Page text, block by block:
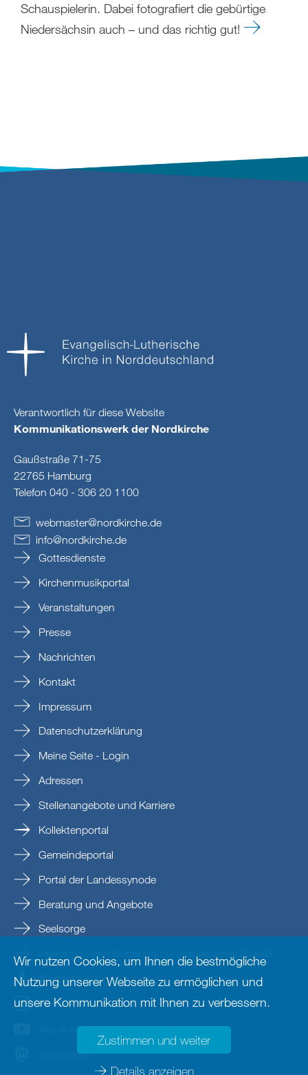
Schauspielerin. Dabei fotografiert die gebürtige
Niedersächsin auch – und das richtig gut!
Verantwortlich für diese Website
Kommunikationswerk der Nordkirche
Gaußstraße 71-75
22765 Hamburg
Telefon 040 - 306 20 1100
webmaster@nordkirche de
info@nordkirche.de
Gottesdienste
Kirchenmusikportal
Veranstaltungen
Presse
Nachrichten
Kontakt
Impressum
Datenschutzerklärung
Meine Seite - Login
Adressen
Stellenangebote und Karriere
Kollektenportal
Gemeindeportal
Portal der Landessynode
Beratung und Angebote
Seelsorge
Nordkirche
nordkirche
Nordkirche
Nordkirche
Wir nutzen Cookies, um Ihnen die bestmögliche
Nutzung unserer Webseite zu ermöglichen und
unsere Kommunikation mit Ihnen zu verbessern.
Zustimmen und weiter
Details anzeigen